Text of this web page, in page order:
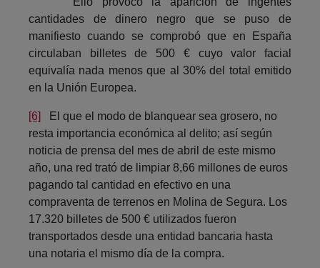
cantidades de dinero negro que se puso de
manifiesto cuando se comprobó que en España
circulaban billetes de 500 € cuyo valor facial
equivalía nada menos que al 30% del total emitido
en la Unión Europea.
[6]
El que el modo de blanquear sea grosero, no
resta importancia económica al delito; así según
noticia de prensa del mes de abril de este mismo
año, una red trató de limpiar 8,66 millones de euros
pagando tal cantidad en efectivo en una
compraventa de terrenos en Molina de Segura. Los
17.320 billetes de 500 € utilizados fueron
transportados desde una entidad bancaria hasta
una notaria el mismo día de la compra.